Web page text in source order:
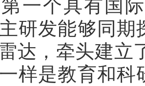
一个具有国
研发能够同期
达，牵头建立
样是教育和科